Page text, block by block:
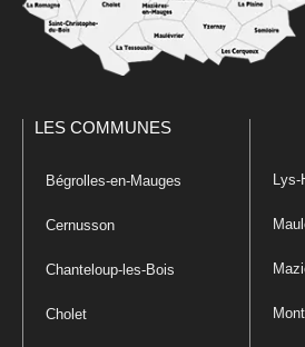
LES COMMUNES
Bégrolles-en-Mauges
Cernusson
Chanteloup-les-Bois
Cholet
Lys-